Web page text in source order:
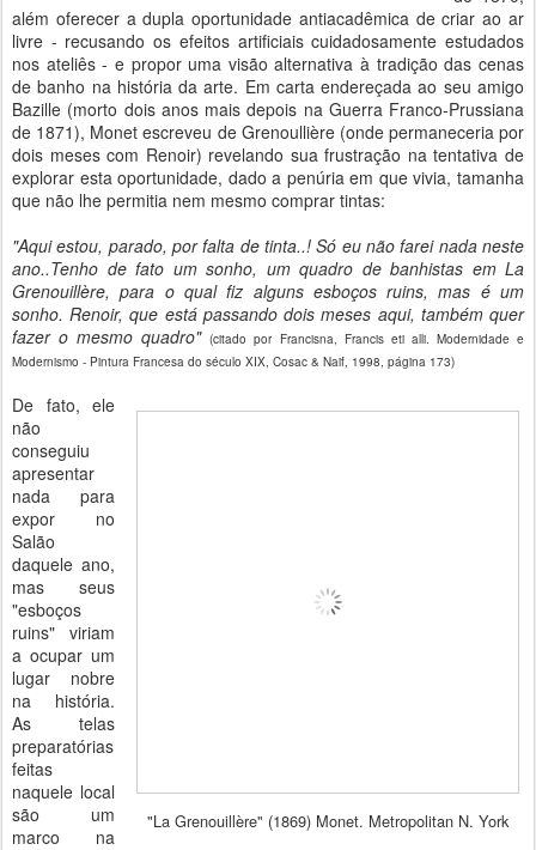
além oferecer a dupla oportunidade antiacadêmica de criar ao ar
livre - recusando os efeitos artificiais cuidadosamente estudados
nos ateliês - e propor uma visão alternativa à tradição das cenas
de banho na história da arte. Em carta endereçada ao seu amigo
Bazille (morto dois anos mais depois na Guerra Franco-Prussiana
de 1871), Monet escreveu de Grenoullière (onde permaneceria por
dois meses com Renoir) revelando sua frustração na tentativa de
explorar esta oportunidade, dado a penúria em que vivia, tamanha
que não lhe permitia nem mesmo comprar tintas:
"Aqui estou, parado, por falta de tinta..! Só eu não farei nada neste
ano..Tenho de fato um sonho, um quadro de banhistas em La
Grenouillère, para o qual fiz alguns esboços ruins, mas é um
sonho. Renoir, que está passando dois meses aqui, também quer
fazer o mesmo quadro" (citado por Francisna, Francis eti alli. Modernidade e
Modernismo - Pintura Francesa do século XIX, Cosac & Naif, 1998, página 173)
"La Grenouillère" (1869) Monet. Metropolitan N. York
De fato, ele
não
conseguiu
apresentar
nada para
expor no
Salão
daquele ano,
mas seus
"esboços
ruins" viriam
a ocupar um
lugar nobre
na história.
As telas
preparatórias
feitas
naquele local
são um
marco na